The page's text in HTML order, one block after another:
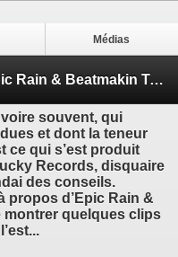
Médias
Le streaming du jour # 190 : Epic Rain & Beatmakin Troopa - ’Campfire Rumours’
voire souvent, qui
et dont la teneur
ce qui s’est produit
Records, disquaire
des conseils.
propos d’Epic Rain &
montrer quelques clips